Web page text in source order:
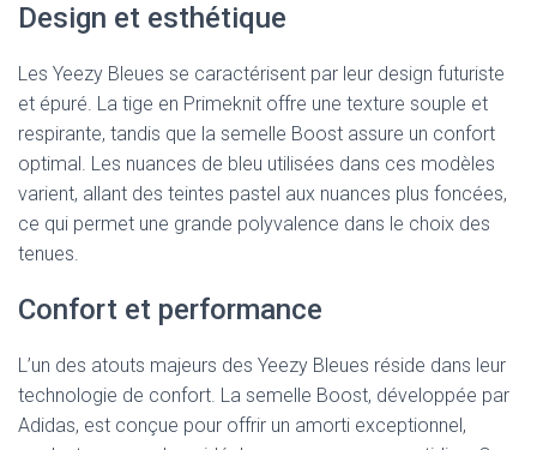
Design et esthétique
Les Yeezy Bleues se caractérisent par leur design futuriste
et épuré. La tige en Primeknit offre une texture souple et
respirante, tandis que la semelle Boost assure un confort
optimal. Les nuances de bleu utilisées dans ces modèles
varient, allant des teintes pastel aux nuances plus foncées,
ce qui permet une grande polyvalence dans le choix des
tenues.
Confort et performance
L’un des atouts majeurs des Yeezy Bleues réside dans leur
technologie de confort. La semelle Boost, développée par
Adidas, est conçue pour offrir un amorti exceptionnel,